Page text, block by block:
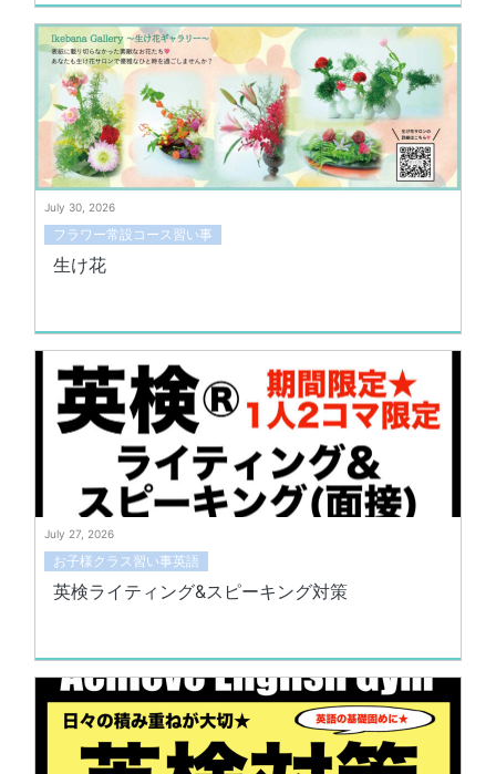
July 30, 2026
フラワー常設コース習い事
生け花
July 27, 2026
お子様クラス習い事英語
英検ライティング&スピーキング対策